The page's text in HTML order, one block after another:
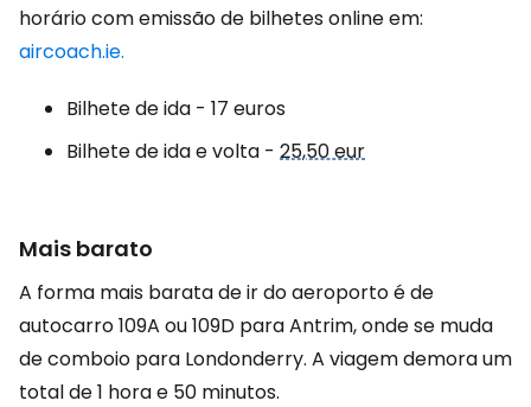
horário com emissão de bilhetes online em:
aircoach.ie.
Bilhete de ida - 17 euros
Bilhete de ida e volta - 25,50 eur
Mais barato
A forma mais barata de ir do aeroporto é de
autocarro 109A ou 109D para Antrim, onde se muda
de comboio para Londonderry. A viagem demora um
total de 1 hora e 50 minutos.